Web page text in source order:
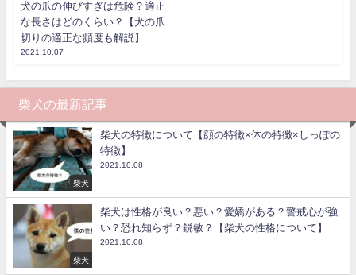
犬の爪の伸びすぎは危険？適正
な長さはどのくらい？【犬の爪
切りの適正な頻度も解説】
2021.10.07
柴犬の最新記事
柴犬
柴犬の特徴について【顔の特徴×体の特徴×しっぽの
特徴】
2021.10.08
柴犬
柴犬は性格が良い？悪い？愛嬌がある？警戒心が強
い？恐れ知らず？鋭敏？【柴犬の性格について】
2021.10.08